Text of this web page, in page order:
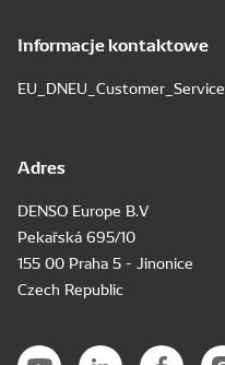
Informacje kontaktowe
Adres
DENSO Europe B.V
Pekařská 695/10
155 00 Praha 5 - Jinonice
Czech Republic